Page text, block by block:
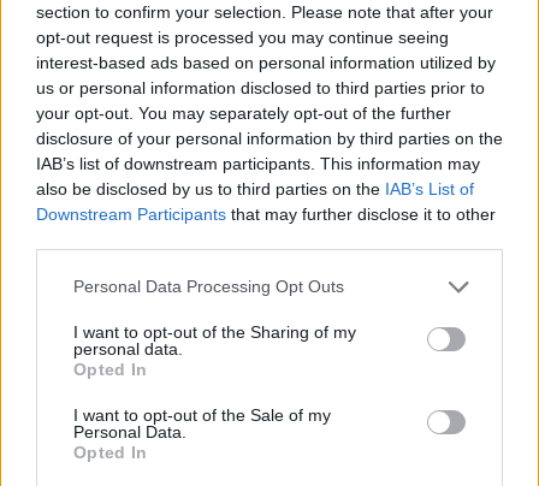
section to confirm your selection. Please note that after your
opt-out request is processed you may continue seeing
interest-based ads based on personal information utilized by
us or personal information disclosed to third parties prior to
your opt-out. You may separately opt-out of the further
disclosure of your personal information by third parties on the
IAB’s list of downstream participants. This information may
also be disclosed by us to third parties on the IAB’s List of
Downstream Participants that may further disclose it to other
Please note that this website/app uses one or more Google
not limited to your visit or usage behaviour. You may click to
grant or deny consent to Google and its third-party tags to
use your data for below specified purposes in below Google
consent section.
Personal Data Processing Opt Outs
I want to opt-out of the Sharing of my
personal data.
Opted In
I want to opt-out of the Sale of my
Personal Data.
Opted In
Η Kim Kardashian και ο Mario Dedivanovic
κυκλοφορούν σειρά μακιγιάζ! Όλα τα
info!
Beauty
Πώς πλένει τα πινέλα του ο makeup artist